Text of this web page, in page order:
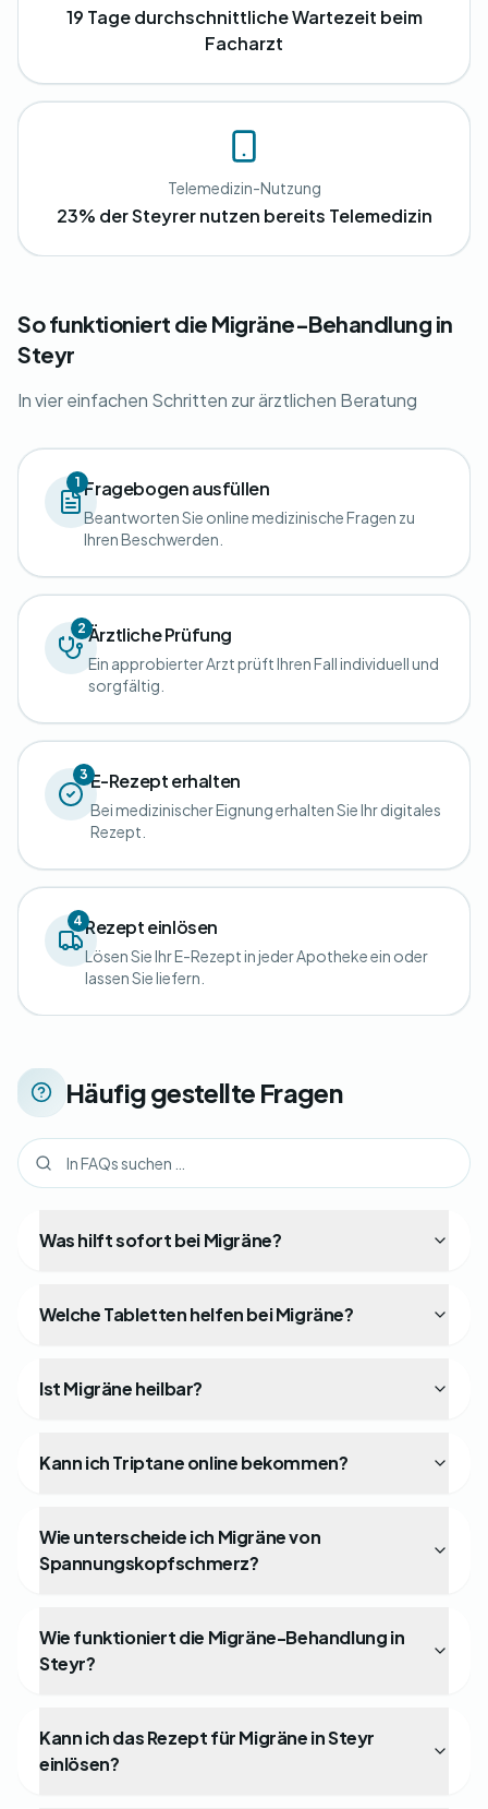
19 Tage durchschnittliche Wartezeit beim
Facharzt
Telemedizin-Nutzung
23% der Steyrer nutzen bereits Telemedizin
So funktioniert die Migräne-Behandlung in
Steyr
In vier einfachen Schritten zur ärztlichen Beratung
1 Fragebogen ausfüllen
Beantworten Sie online medizinische Fragen zu
Ihren Beschwerden.
2Ärztliche Prüfung
Ein approbierter Arzt prüft Ihren Fall individuell und
sorgfältig.
3E-Rezept erhalten
Bei medizinischer Eignung erhalten Sie Ihr digitales
Rezept.
4Rezept einlösen
Lösen Sie Ihr E-Rezept in jeder Apotheke ein oder
lassen Sie liefern.
Häufig gestellte Fragen
Was hilft sofort bei Migräne?
Welche Tabletten helfen bei Migräne?
Ist Migräne heilbar?
Kann ich Triptane online bekommen?
Wie unterscheide ich Migräne von
Spannungskopfschmerz?
Wie funktioniert die Migräne-Behandlung in
Steyr?
Kann ich das Rezept für Migräne in Steyr
einlösen?